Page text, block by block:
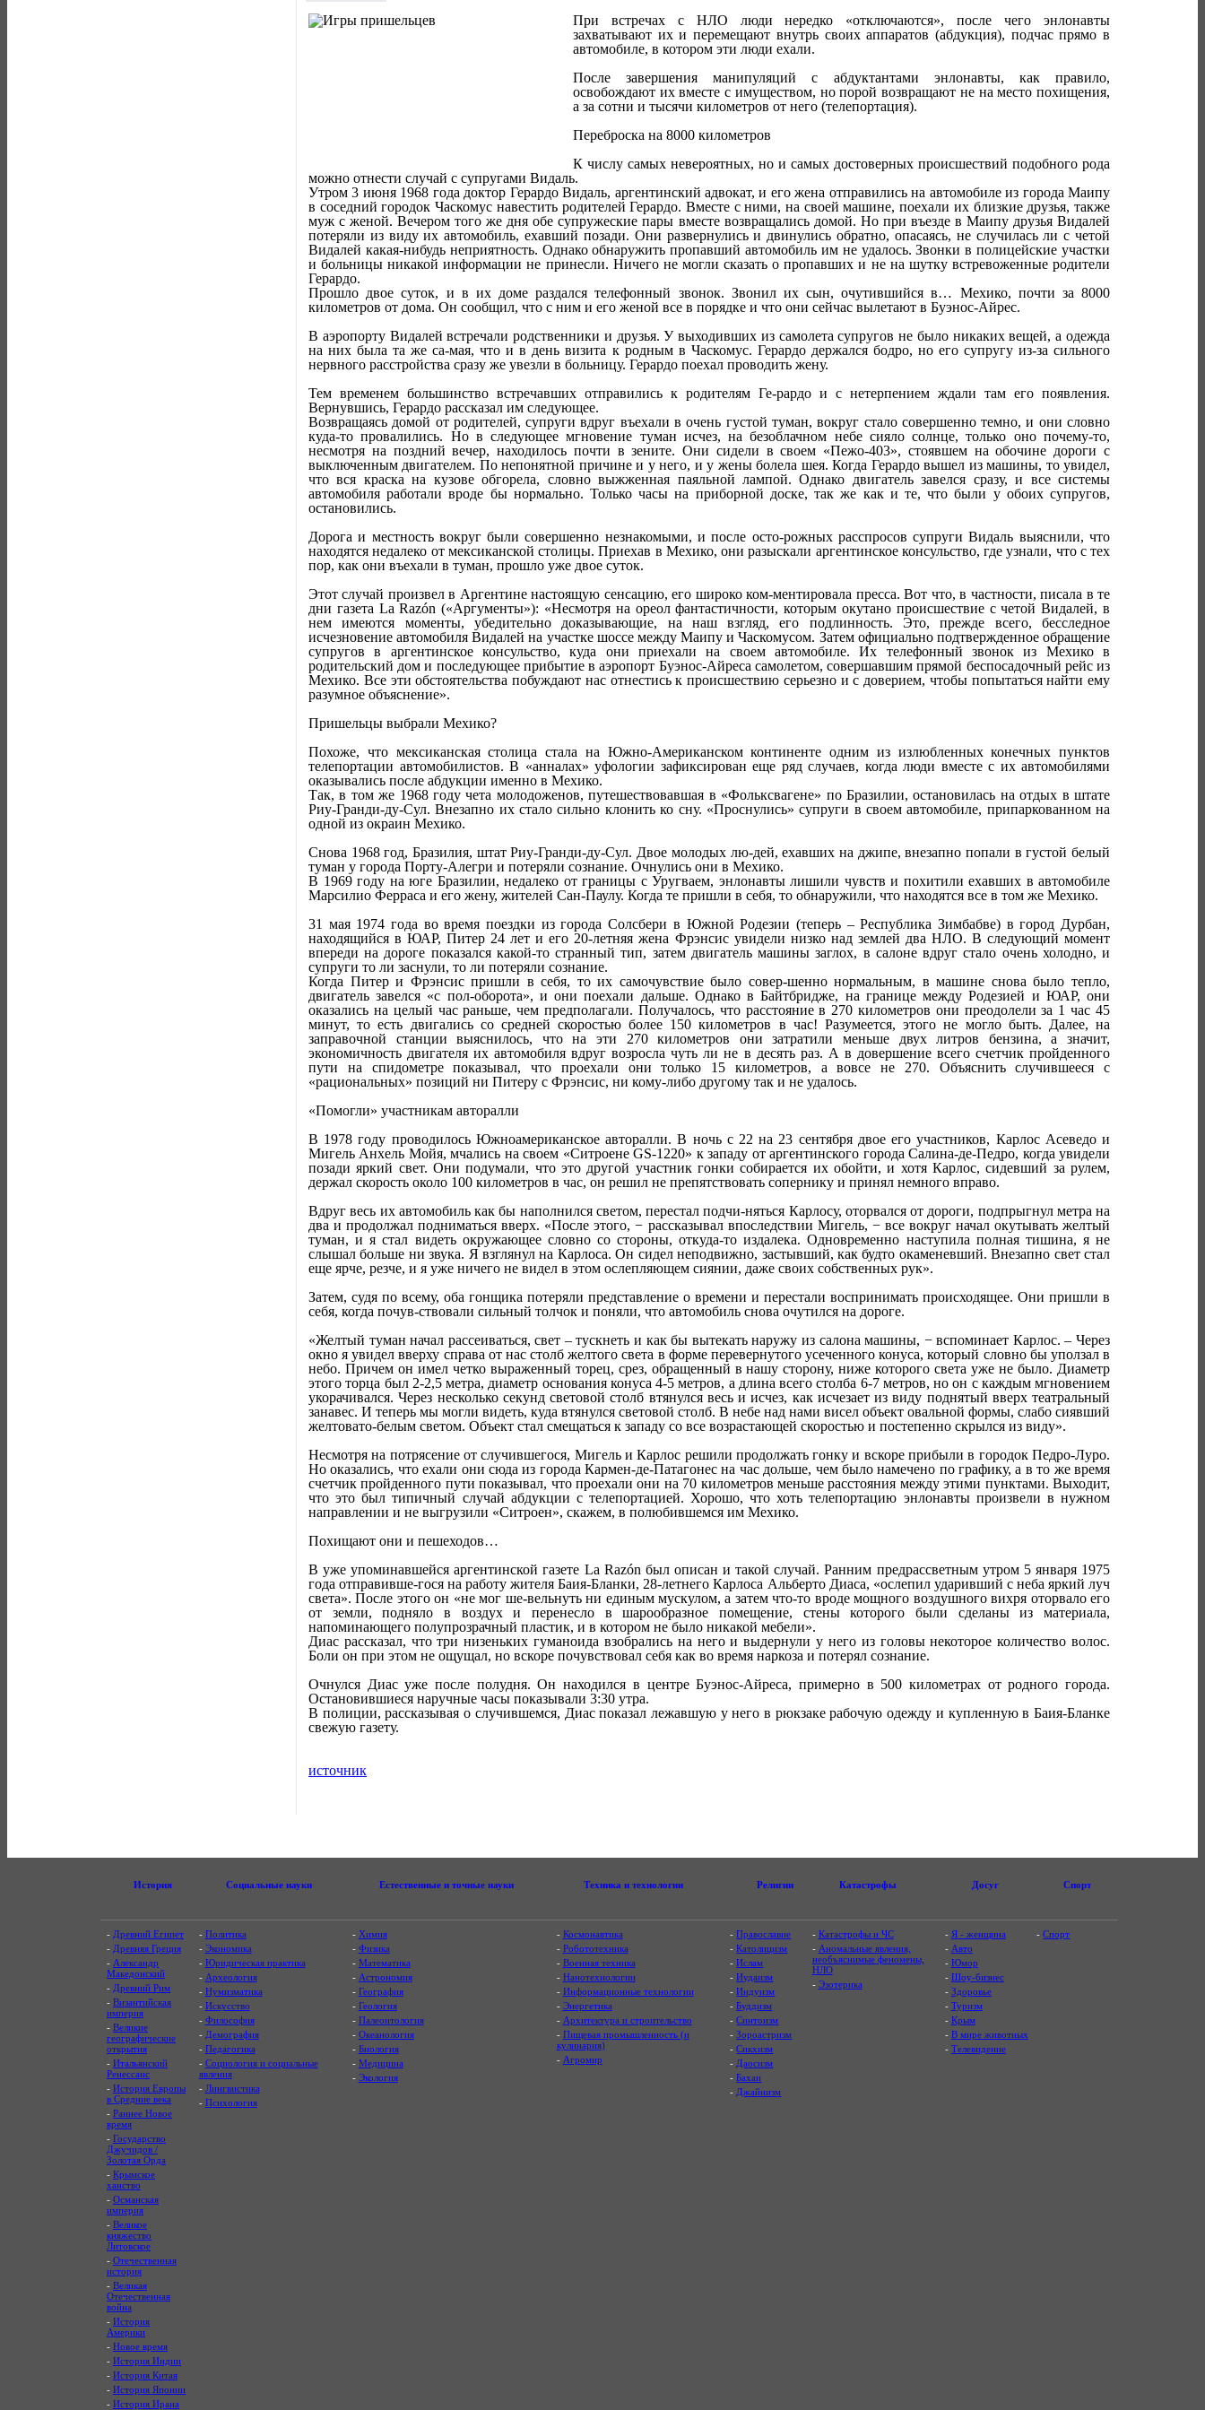
При встречах с НЛО люди нередко «отключаются», после чего энлонавты
захватывают их и перемещают внутрь своих аппаратов (абдукция), подчас прямо в
автомобиле, в котором эти люди ехали.
После завершения манипуляций с абдуктантами энлонавты, как правило,
освобождают их вместе с имуществом, но порой возвращают не на место похищения,
а за сотни и тысячи километров от него (телепортация).
Переброска на 8000 километров
К числу самых невероятных, но и самых достоверных происшествий подобного рода
можно отнести случай с супругами Видаль.
Утром 3 июня 1968 года доктор Герардо Видаль, аргентинский адвокат, и его жена отправились на автомобиле из города Маипу
в соседний городок Часкомус навестить родителей Герардо. Вместе с ними, на своей машине, поехали их близкие друзья, также
муж с женой. Вечером того же дня обе супружеские пары вместе возвращались домой. Но при въезде в Маипу друзья Видалей
потеряли из виду их автомобиль, ехавший позади. Они развернулись и двинулись обратно, опасаясь, не случилась ли с четой
Видалей какая-нибудь неприятность. Однако обнаружить пропавший автомобиль им не удалось. Звонки в полицейские участки
и больницы никакой информации не принесли. Ничего не могли сказать о пропавших и не на шутку встревоженные родители
Герардо.
Прошло двое суток, и в их доме раздался телефонный звонок. Звонил их сын, очутившийся в… Мехико, почти за 8000
километров от дома. Он сообщил, что с ним и его женой все в порядке и что они сейчас вылетают в Буэнос-Айрес.
В аэропорту Видалей встречали родственники и друзья. У выходивших из самолета супругов не было никаких вещей, а одежда
на них была та же са-мая, что и в день визита к родным в Часкомус. Герардо держался бодро, но его супругу из-за сильного
нервного расстройства сразу же увезли в больницу. Герардо поехал проводить жену.
Тем временем большинство встречавших отправились к родителям Ге-рардо и с нетерпением ждали там его появления.
Вернувшись, Герардо рассказал им следующее.
Возвращаясь домой от родителей, супруги вдруг въехали в очень густой туман, вокруг стало совершенно темно, и они словно
куда-то провалились. Но в следующее мгновение туман исчез, на безоблачном небе сияло солнце, только оно почему-то,
несмотря на поздний вечер, находилось почти в зените. Они сидели в своем «Пежо-403», стоявшем на обочине дороги с
выключенным двигателем. По непонятной причине и у него, и у жены болела шея. Когда Герардо вышел из машины, то увидел,
что вся краска на кузове обгорела, словно выжженная паяльной лампой. Однако двигатель завелся сразу, и все системы
автомобиля работали вроде бы нормально. Только часы на приборной доске, так же как и те, что были у обоих супругов,
остановились.
Дорога и местность вокруг были совершенно незнакомыми, и после осто-рожных расспросов супруги Видаль выяснили, что
находятся недалеко от мексиканской столицы. Приехав в Мехико, они разыскали аргентинское консульство, где узнали, что с тех
пор, как они въехали в туман, прошло уже двое суток.
Этот случай произвел в Аргентине настоящую сенсацию, его широко ком-ментировала пресса. Вот что, в частности, писала в те
дни газета La Razón («Аргументы»): «Несмотря на ореол фантастичности, которым окутано происшествие с четой Видалей, в
нем имеются моменты, убедительно доказывающие, на наш взгляд, его подлинность. Это, прежде всего, бесследное
исчезновение автомобиля Видалей на участке шоссе между Маипу и Часкомусом. Затем официально подтвержденное обращение
супругов в аргентинское консульство, куда они приехали на своем автомобиле. Их телефонный звонок из Мехико в
родительский дом и последующее прибытие в аэропорт Буэнос-Айреса самолетом, совершавшим прямой беспосадочный рейс из
Мехико. Все эти обстоятельства побуждают нас отнестись к происшествию серьезно и с доверием, чтобы попытаться найти ему
разумное объяснение».
Пришельцы выбрали Мехико?
Похоже, что мексиканская столица стала на Южно-Американском континенте одним из излюбленных конечных пунктов
телепортации автомобилистов. В «анналах» уфологии зафиксирован еще ряд случаев, когда люди вместе с их автомобилями
оказывались после абдукции именно в Мехико.
Так, в том же 1968 году чета молодоженов, путешествовавшая в «Фольксвагене» по Бразилии, остановилась на отдых в штате
Риу-Гранди-ду-Сул. Внезапно их стало сильно клонить ко сну. «Проснулись» супруги в своем автомобиле, припаркованном на
одной из окраин Мехико.
Снова 1968 год, Бразилия, штат Риу-Гранди-ду-Сул. Двое молодых лю-дей, ехавших на джипе, внезапно попали в густой белый
туман у города Порту-Алегри и потеряли сознание. Очнулись они в Мехико.
В 1969 году на юге Бразилии, недалеко от границы с Уругваем, энлонавты лишили чувств и похитили ехавших в автомобиле
Марсилио Ферраса и его жену, жителей Сан-Паулу. Когда те пришли в себя, то обнаружили, что находятся все в том же Мехико.
31 мая 1974 года во время поездки из города Солсбери в Южной Родезии (теперь – Республика Зимбабве) в город Дурбан,
находящийся в ЮАР, Питер 24 лет и его 20-летняя жена Фрэнсис увидели низко над землей два НЛО. В следующий момент
впереди на дороге показался какой-то странный тип, затем двигатель машины заглох, в салоне вдруг стало очень холодно, и
супруги то ли заснули, то ли потеряли сознание.
Когда Питер и Фрэнсис пришли в себя, то их самочувствие было совер-шенно нормальным, в машине снова было тепло,
двигатель завелся «с пол-оборота», и они поехали дальше. Однако в Байтбридже, на границе между Родезией и ЮАР, они
оказались на целый час раньше, чем предполагали. Получалось, что расстояние в 270 километров они преодолели за 1 час 45
минут, то есть двигались со средней скоростью более 150 километров в час! Разумеется, этого не могло быть. Далее, на
заправочной станции выяснилось, что на эти 270 километров они затратили меньше двух литров бензина, а значит,
экономичность двигателя их автомобиля вдруг возросла чуть ли не в десять раз. А в довершение всего счетчик пройденного
пути на спидометре показывал, что проехали они только 15 километров, а вовсе не 270. Объяснить случившееся с
«рациональных» позиций ни Питеру с Фрэнсис, ни кому-либо другому так и не удалось.
«Помогли» участникам авторалли
В 1978 году проводилось Южноамериканское авторалли. В ночь с 22 на 23 сентября двое его участников, Карлос Асеведо и
Мигель Анхель Мойя, мчались на своем «Ситроене GS-1220» к западу от аргентинского города Салина-де-Педро, когда увидели
позади яркий свет. Они подумали, что это другой участник гонки собирается их обойти, и хотя Карлос, сидевший за рулем,
держал скорость около 100 километров в час, он решил не препятствовать сопернику и принял немного вправо.
Вдруг весь их автомобиль как бы наполнился светом, перестал подчи-няться Карлосу, оторвался от дороги, подпрыгнул метра на
два и продолжал подниматься вверх. «После этого, − рассказывал впоследствии Мигель, − все вокруг начал окутывать желтый
туман, и я стал видеть окружающее словно со стороны, откуда-то издалека. Одновременно наступила полная тишина, я не
слышал больше ни звука. Я взглянул на Карлоса. Он сидел неподвижно, застывший, как будто окаменевший. Внезапно свет стал
еще ярче, резче, и я уже ничего не видел в этом ослепляющем сиянии, даже своих собственных рук».
Затем, судя по всему, оба гонщика потеряли представление о времени и перестали воспринимать происходящее. Они пришли в
себя, когда почув-ствовали сильный толчок и поняли, что автомобиль снова очутился на дороге.
«Желтый туман начал рассеиваться, свет – тускнеть и как бы вытекать наружу из салона машины, − вспоминает Карлос. – Через
окно я увидел вверху справа от нас столб желтого света в форме перевернутого усеченного конуса, который словно бы уползал в
небо. Причем он имел четко выраженный торец, срез, обращенный в нашу сторону, ниже которого света уже не было. Диаметр
этого торца был 2-2,5 метра, диаметр основания конуса 4-5 метров, а длина всего столба 6-7 метров, но он с каждым мгновением
укорачивался. Через несколько секунд световой столб втянулся весь и исчез, как исчезает из виду поднятый вверх театральный
занавес. И теперь мы могли видеть, куда втянулся световой столб. В небе над нами висел объект овальной формы, слабо сиявший
желтовато-белым светом. Объект стал смещаться к западу со все возрастающей скоростью и постепенно скрылся из виду».
Несмотря на потрясение от случившегося, Мигель и Карлос решили продолжать гонку и вскоре прибыли в городок Педро-Луро.
Но оказались, что ехали они сюда из города Кармен-де-Патагонес на час дольше, чем было намечено по графику, а в то же время
счетчик пройденного пути показывал, что проехали они на 70 километров меньше расстояния между этими пунктами. Выходит,
что это был типичный случай абдукции с телепортацией. Хорошо, что хоть телепортацию энлонавты произвели в нужном
направлении и не выгрузили «Ситроен», скажем, в полюбившемся им Мехико.
Похищают они и пешеходов…
В уже упоминавшейся аргентинской газете La Razón был описан и такой случай. Ранним предрассветным утром 5 января 1975
года отправивше-гося на работу жителя Баия-Бланки, 28-летнего Карлоса Альберто Диаса, «ослепил ударивший с неба яркий луч
света». После этого он «не мог ше-вельнуть ни единым мускулом, а затем что-то вроде мощного воздушного вихря оторвало его
от земли, подняло в воздух и перенесло в шарообразное помещение, стены которого были сделаны из материала,
напоминающего полупрозрачный пластик, и в котором не было никакой мебели».
Диас рассказал, что три низеньких гуманоида взобрались на него и выдернули у него из головы некоторое количество волос.
Боли он при этом не ощущал, но вскоре почувствовал себя как во время наркоза и потерял сознание.
Очнулся Диас уже после полудня. Он находился в центре Буэнос-Айреса, примерно в 500 километрах от родного города.
Остановившиеся наручные часы показывали 3:30 утра.
В полиции, рассказывая о случившемся, Диас показал лежавшую у него в рюкзаке рабочую одежду и купленную в Баия-Бланке
свежую газету.
источник
История Социальные науки Естественные и точные науки Техника и технологии Религии Катастрофы Досуг Спорт
- Древний Египет
- Древняя Греция
- Александр
Македонский
- Древний Рим
- Византийская
империя
- Великие
географические
открытия
- Итальянский
Ренессанс
- История Европы
в Средние века
- Раннее Новое
время
- Государство
Джучидов /
Золотая Орда
- Крымское
ханство
- Османская
империя
- Великое
княжество
Литовское
- Отечественная
история
- Великая
Отечественная
война
- История
Америки
- Новое время
- История Индии
- История Китая
- История Японии
- История Ирана
- Политика
- Экономика
- Юридическая практика
- Археология
- Нумизматика
- Искусство
- Философия
- Демография
- Педагогика
- Социология и социальные
явления
- Лингвистика
- Психология
- Химия
- Физика
- Математика
- Астрономия
- География
- Геология
- Палеонтология
- Океанология
- Биология
- Медицина
- Экология
- Космонавтика
- Робототехника
- Военная техника
- Нанотехнологии
- Информационные технологии
- Энергетика
- Архитектура и строительство
- Пищевая промышленность (и
кулинария)
- Агромир
-Православие
-Католицизм
-Ислам
-Иудаизм
-Индуизм
-Буддизм
-Синтоизм
-Зороастризм
-Сикхизм
- Даосизм
-Бахаи
- Джайнизм
- Катастрофы и ЧС
- Аномальные явления,
необъяснимые феномены,
НЛО
- Эзотерика
- Я - женщина
- Авто
- Юмор
- Шоу-бизнес
- Здоровье
- Туризм
- Крым
- В мире животных
- Телевидение
-Спорт